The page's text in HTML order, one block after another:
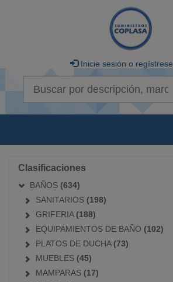
Inicie sesión o regístrese
Clasificaciones
BAÑOS (634)
SANITARIOS (198)
GRIFERIA (188)
EQUIPAMIENTOS DE BAÑO (102)
PLATOS DE DUCHA (73)
MUEBLES (45)
MAMPARAS (17)